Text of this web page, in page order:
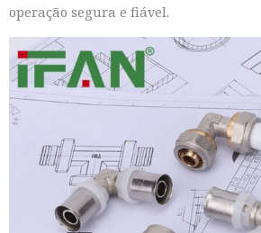
operação segura e fiável.